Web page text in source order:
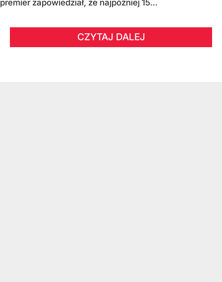
premier zapowiedział, że najpóźniej 15...
CZYTAJ DALEJ